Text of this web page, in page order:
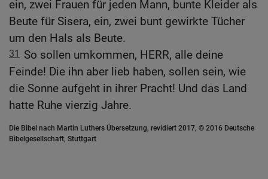
ein, zwei Frauen für jeden Mann, bunte Kleider als
Beute für Sisera, ein, zwei bunt gewirkte Tücher
um den Hals als Beute.
31
So sollen umkommen, HERR, alle deine
Feinde! Die ihn aber lieb haben, sollen sein, wie
die Sonne aufgeht in ihrer Pracht! Und das Land
hatte Ruhe vierzig Jahre.
Die Bibel nach Martin Luthers Übersetzung, revidiert 2017, © 2016 Deutsche
Bibelgesellschaft, Stuttgart